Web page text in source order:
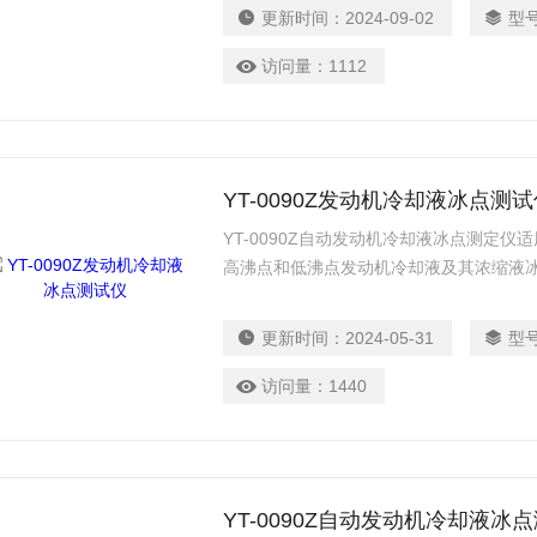
更新时间： 2024-09-02 型
访问量： 1112
YT-0090Z发动机冷却液冰点测
YT-0090Z自动发动机冷却液冰点测定仪
高沸点和低沸点发动机冷却液及其浓缩液
更新时间： 2024-05-31 型
访问量： 1440
YT-0090Z自动发动机冷却液冰